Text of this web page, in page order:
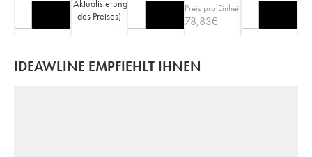
(Aktualisierung
des Preises)
Preis pro Einheit
78,83€
IDEAWLINE EMPFIEHLT IHNEN